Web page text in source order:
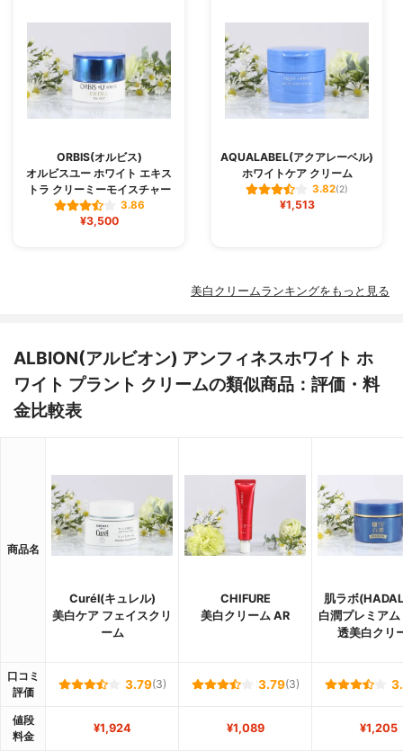
ール、フェノキシエタノール、メチルパラ
ベン、香料、カラメル
香り
-
SPF値
-
PA値
-
初回限定価格
ORBIS(オルビス)
オルビスユー ホワイト エキス
トラ クリーミーモイスチャー
3.86
¥3,500
AQUALABEL(アクアレーベル)
ホワイトケア クリーム
3.82(2)
¥1,513
美白クリームランキングをもっと見る
ALBION(アルビオン) アンフィネスホワイト ホ
ワイト プラント クリームの類似商品：評価・料
金比較表
商品名
Curél(キュレル)
美白ケア フェイスクリ
ーム
CHIFURE
美白クリーム AR
肌ラボ
白潤プレミアム
透美白クリ
口コミ
評価
3.79(3) 3.79(3)
値段
料金
¥1,924 ¥1,089 ¥1,205